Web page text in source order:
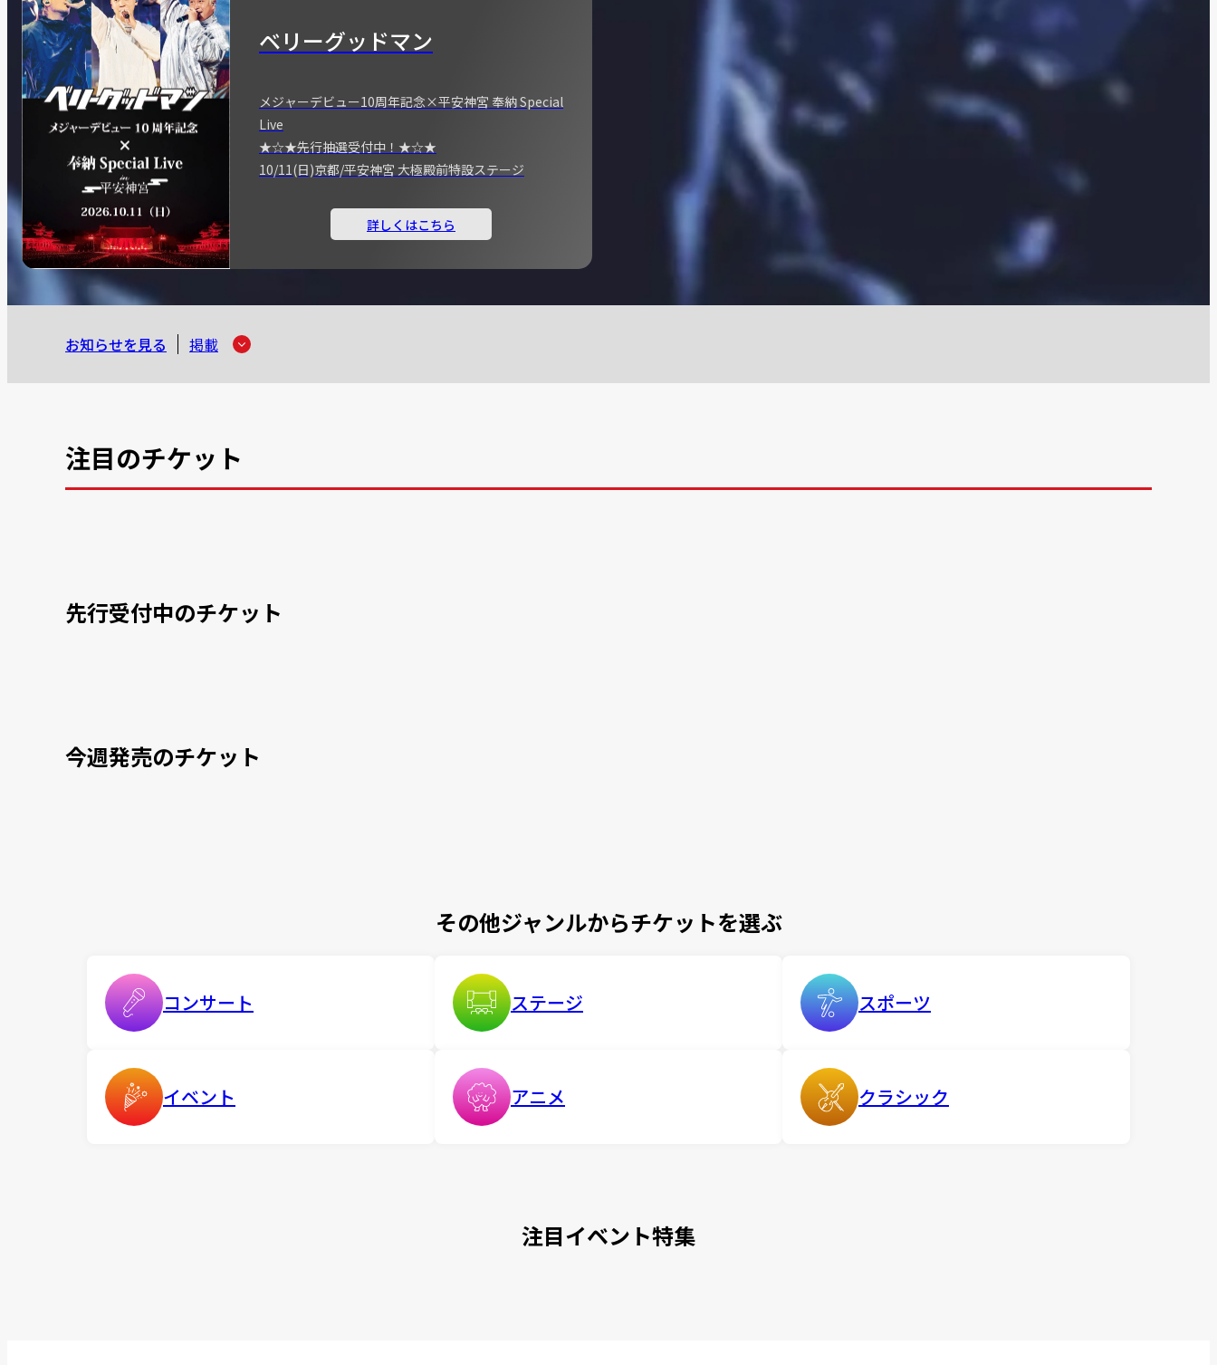
ベリーグッドマン
メジャーデビュー10周年記念×平安神宮 奉納 Special
Live
★☆★先行抽選受付中！★☆★
10/11(日)京都/平安神宮 大極殿前特設ステージ
詳しくはこちら
お知らせを見る 掲載
注目のチケット
先行受付中のチケット
今週発売のチケット
その他ジャンルからチケットを選ぶ
コンサート ステージ スポーツ
イベント アニメ クラシック
注目イベント特集